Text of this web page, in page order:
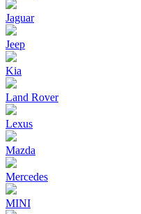
Jaguar
Jeep
Kia
Land Rover
Lexus
Mazda
Mercedes
MINI